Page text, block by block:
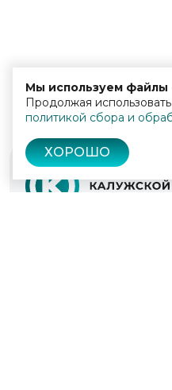
Мы используем файлы
Продолжая
политикой сбора и
ХОРОШО